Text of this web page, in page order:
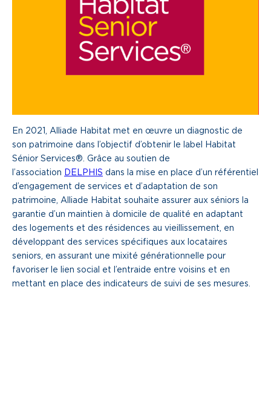
Qui sommes-nous
Notre vision
Notre projet d’entreprise
Notre histoire
Nous rejoindre
Nos métiers
En 2021, Alliade Habitat met en œuvre un diagnostic de
son patrimoine dans l’objectif d’obtenir le label Habitat
Sénior Services®. Grâce au soutien de
l’association DELPHIS dans la mise en place d’un référentiel
d’engagement de services et d’adaptation de son
patrimoine, Alliade Habitat souhaite assurer aux séniors la
garantie d’un maintien à domicile de qualité en adaptant
des logements et des résidences au vieillissement, en
développant des services spécifiques aux locataires
seniors, en assurant une mixité générationnelle pour
favoriser le lien social et l’entraide entre voisins et en
mettant en place des indicateurs de suivi de ses mesures.